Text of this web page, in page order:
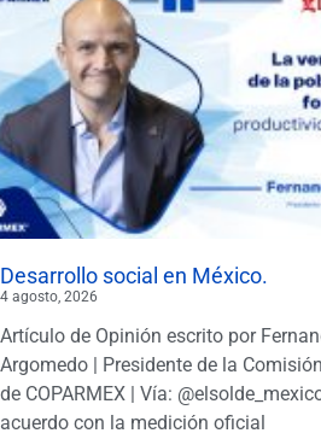
Desarrollo social en México.
4 agosto, 2026
Artículo de Opinión escrito por
Argomedo | Presidente de la
de COPARMEX | Vía:
acuerdo con la medición oficial